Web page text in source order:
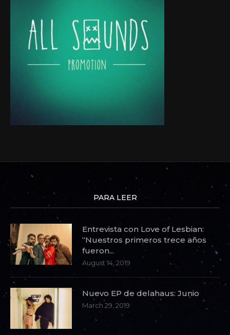
PARA LEER
Entrevista con Love of Lesbian:
“Nuestros primeros trece años
fueron...
August 14, 2019
Nuevo EP de delahaus: Junio
March 29, 2019